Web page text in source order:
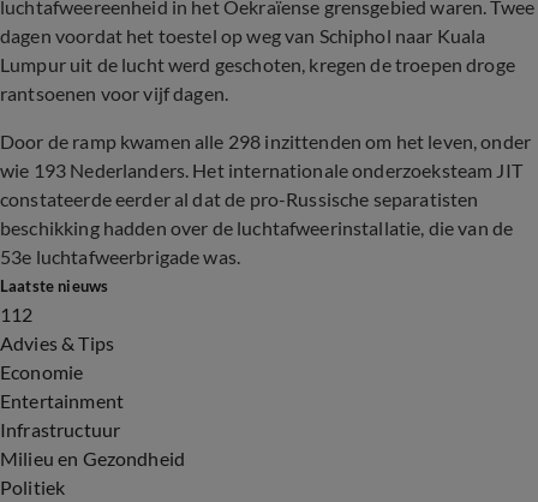
luchtafweereenheid in het Oekraïense grensgebied waren. Twee
dagen voordat het toestel op weg van Schiphol naar Kuala
Lumpur uit de lucht werd geschoten, kregen de troepen droge
rantsoenen voor vijf dagen.
Door de ramp kwamen alle 298 inzittenden om het leven, onder
wie 193 Nederlanders. Het internationale onderzoeksteam JIT
constateerde eerder al dat de pro-Russische separatisten
beschikking hadden over de luchtafweerinstallatie, die van de
53e luchtafweerbrigade was.
Laatste nieuws
112
Advies & Tips
Economie
Entertainment
Infrastructuur
Milieu en Gezondheid
Politiek